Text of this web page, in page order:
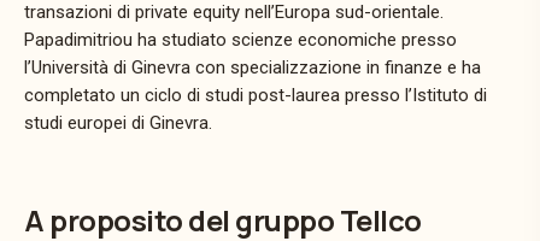
transazioni di private equity nell’Europa sud-orientale.
Papadimitriou ha studiato scienze economiche presso
l’Università di Ginevra con specializzazione in finanze e ha
completato un ciclo di studi post-laurea presso l’Istituto di
studi europei di Ginevra.
A proposito del gruppo Tellco